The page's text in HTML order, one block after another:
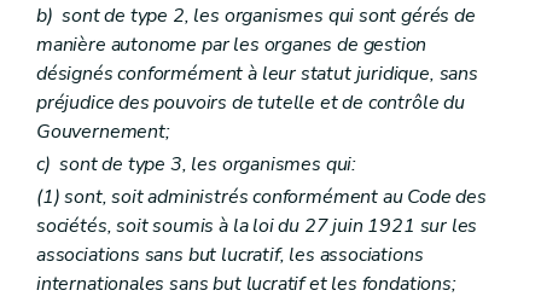
b) sont de type 2, les organismes qui sont gérés de
manière autonome par les organes de gestion
désignés conformément à leur statut juridique, sans
préjudice des pouvoirs de tutelle et de contrôle du
Gouvernement;
c) sont de type 3, les organismes qui:
(1) sont, soit administrés conformément au Code des
sociétés, soit soumis à la loi du 27 juin 1921 sur les
associations sans but lucratif, les associations
internationales sans but lucratif et les fondations;